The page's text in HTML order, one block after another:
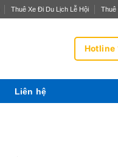
Thuê Xe Đi Du Lịch Lễ Hội Thuê
Hotline
Liên hệ